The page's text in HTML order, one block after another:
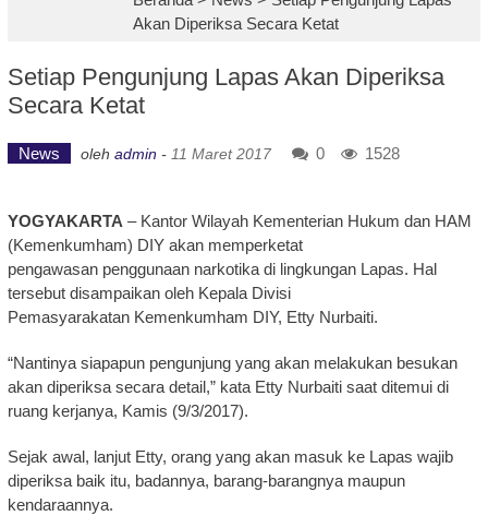
Akan Diperiksa Secara Ketat
Setiap Pengunjung Lapas Akan Diperiksa
Secara Ketat
News oleh admin - 11 Maret 2017 0 1528
YOGYAKARTA – Kantor Wilayah Kementerian Hukum dan HAM
(Kemenkumham) DIY akan memperketat
pengawasan penggunaan narkotika di lingkungan Lapas. Hal
tersebut disampaikan oleh Kepala Divisi
Pemasyarakatan Kemenkumham DIY, Etty Nurbaiti.
“Nantinya siapapun pengunjung yang akan melakukan besukan
akan diperiksa secara detail,” kata Etty Nurbaiti saat ditemui di
ruang kerjanya, Kamis (9/3/2017).
Sejak awal, lanjut Etty, orang yang akan masuk ke Lapas wajib
diperiksa baik itu, badannya, barang-barangnya maupun
kendaraannya.